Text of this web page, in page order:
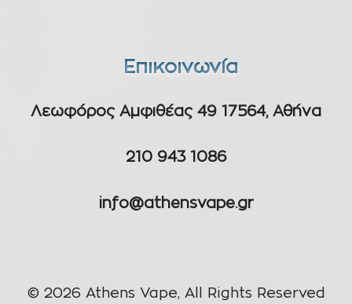
Επικοινωνία
Λεωφόρος Αμφιθέας 49 17564, Αθήνα
210 943 1086
info@athensvape.gr
© 2026 Athens Vape, All Rights Reserved